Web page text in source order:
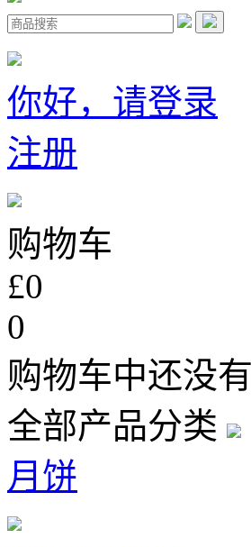
你好，请登录
注册
购物车
£0
0
购物车中还没
全部产品分类
月饼